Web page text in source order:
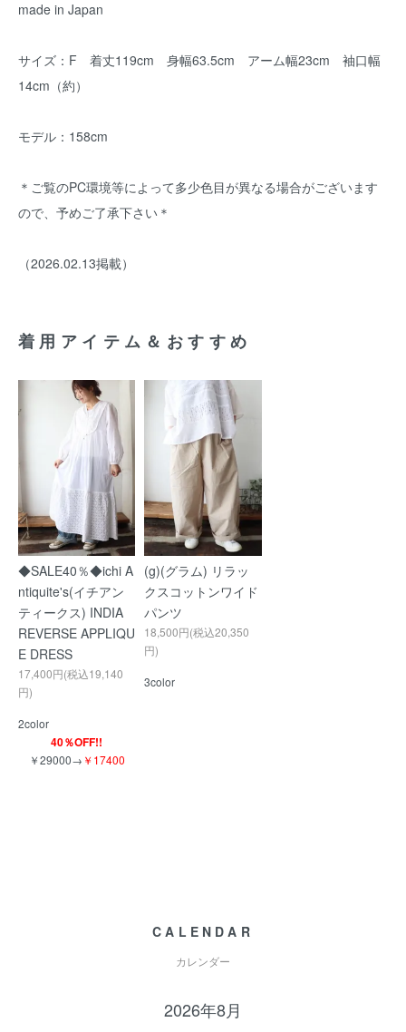
made in Japan
サイズ：F 着丈119cm 身幅63.5cm アーム幅23cm 袖口幅
14cm（約）
モデル：158cm
＊ご覧のPC環境等によって多少色目が異なる場合がございます
ので、予めご了承下さい＊
（2026.02.13掲載）
着用アイテム＆おすすめ
◆SALE40％◆ichi A
ntiquite's(イチアン
ティークス) INDIA
REVERSE APPLIQU
E DRESS
17,400円(税込19,140
円)
2color
40％OFF!!
￥29000→ ￥17400
(g)(グラム) リラッ
クスコットンワイド
パンツ
18,500円(税込20,350
円)
3color
CALENDAR
カレンダー
2026年8月